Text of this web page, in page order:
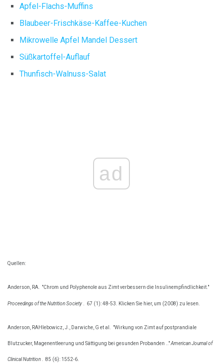
Apfel-Flachs-Muffins
Blaubeer-Frischkäse-Kaffee-Kuchen
Mikrowelle Apfel Mandel Dessert
Süßkartoffel-Auflauf
Thunfisch-Walnuss-Salat
ad
Quellen:
Anderson, RA. "Chrom und Polyphenole aus Zimt verbessern die Insulinempfindlichkeit."
Proceedings of the Nutrition Society 67 (1): 48-53. Klicken Sie hier, um (2008) zu lesen.
Anderson, RAHlebowicz, J., Darwiche, G et al. "Wirkung von Zimt auf postprandiale
Blutzucker, Magenentleerung und Sättigung bei gesunden Probanden .."American Journal of
Clinical Nutrition. 85 (6): 1552-6.